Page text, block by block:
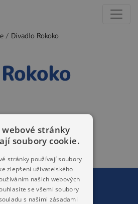
/ Divadlo Rokoko
webové stránky
soubory cookie.
stránky používají soubory
zlepšení uživatelského
našich webových
se všemi soubory
s našimi zásadami